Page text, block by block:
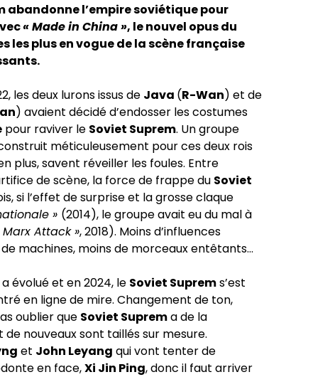
abandonne l’empire soviétique pour
« Made in China », le nouvel opus du
les plus en vogue de la scène française
les deux lurons issus de Java (R-Wan) et de
) avaient décidé d’endosser les costumes
pour raviver le Soviet Suprem. Un groupe
méticuleusement pour ces deux rois
plus, savent réveiller les foules. Entre
de scène, la force de frappe du Soviet
si l’effet de surprise et la grosse claque
» (2014), le groupe avait eu du mal à
Marx Attack », 2018). Moins d’influences
machines, moins de morceaux entêtants…
évolué et en 2024, le Soviet Suprems’est
en ligne de mire. Changement de ton,
oublier que Soviet Suprema de la
nouveaux sont taillés sur mesure.
et John Leyang qui vont tenter de
en face,Xi Jin Ping, donc il faut arriver